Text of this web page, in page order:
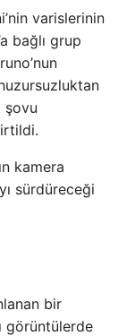
varislerinin
bağlı grup
şovu
kamera
sürdüreceği
bir
görüntülerde